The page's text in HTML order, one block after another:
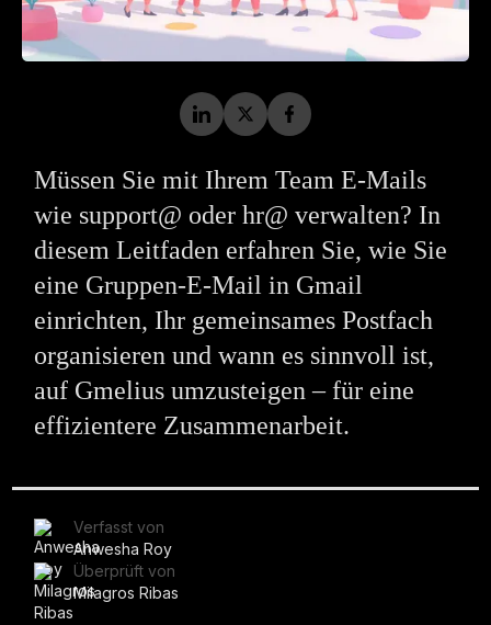
Müssen Sie mit Ihrem Team E-Mails
wie support@ oder hr@ verwalten? In
diesem Leitfaden erfahren Sie, wie Sie
eine Gruppen-E-Mail in Gmail
einrichten, Ihr gemeinsames Postfach
organisieren und wann es sinnvoll ist,
auf Gmelius umzusteigen – für eine
effizientere Zusammenarbeit.
Verfasst von
Anwesha Roy
Überprüft von
Milagros Ribas